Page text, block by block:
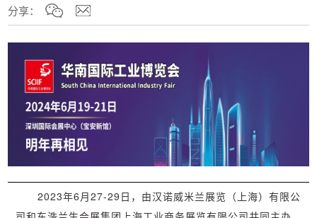
分享：
2023年6月27-29日，由汉诺威米兰展览（上海）有限公